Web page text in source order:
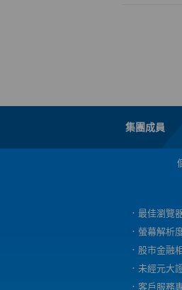
集團成員
．最佳瀏覽
．螢幕解析
．股市金融
．未經元大
．客戶服務